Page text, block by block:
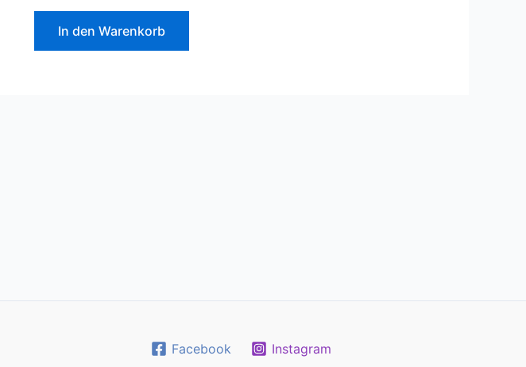
In den Warenkorb
Facebook Instagram